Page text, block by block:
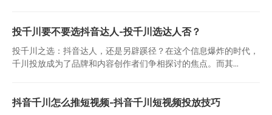
投千川要不要选抖音达人-投千川选达人否？
投千川之选：抖音达人，还是另辟蹊径？在这个信息爆炸的时代，
千川投放成为了品牌和内容创作者们争相探讨的焦点。而其...
抖音千川怎么推短视频-抖音千川短视频投放技巧